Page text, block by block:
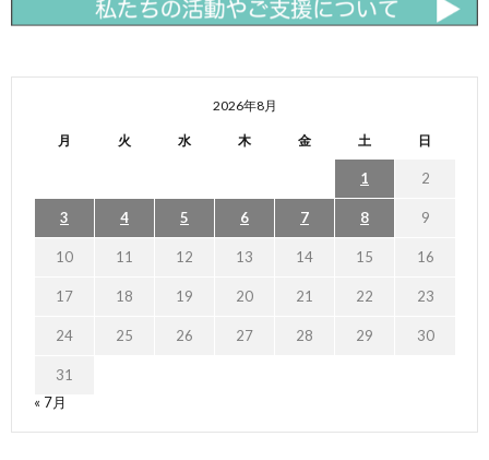
2026年8月
月 火 水 木 金 土 日
1 2
3 4 5 6 7 8 9
10 11 12 13 14 15 16
17 18 19 20 21 22 23
24 25 26 27 28 29 30
31
« 7月